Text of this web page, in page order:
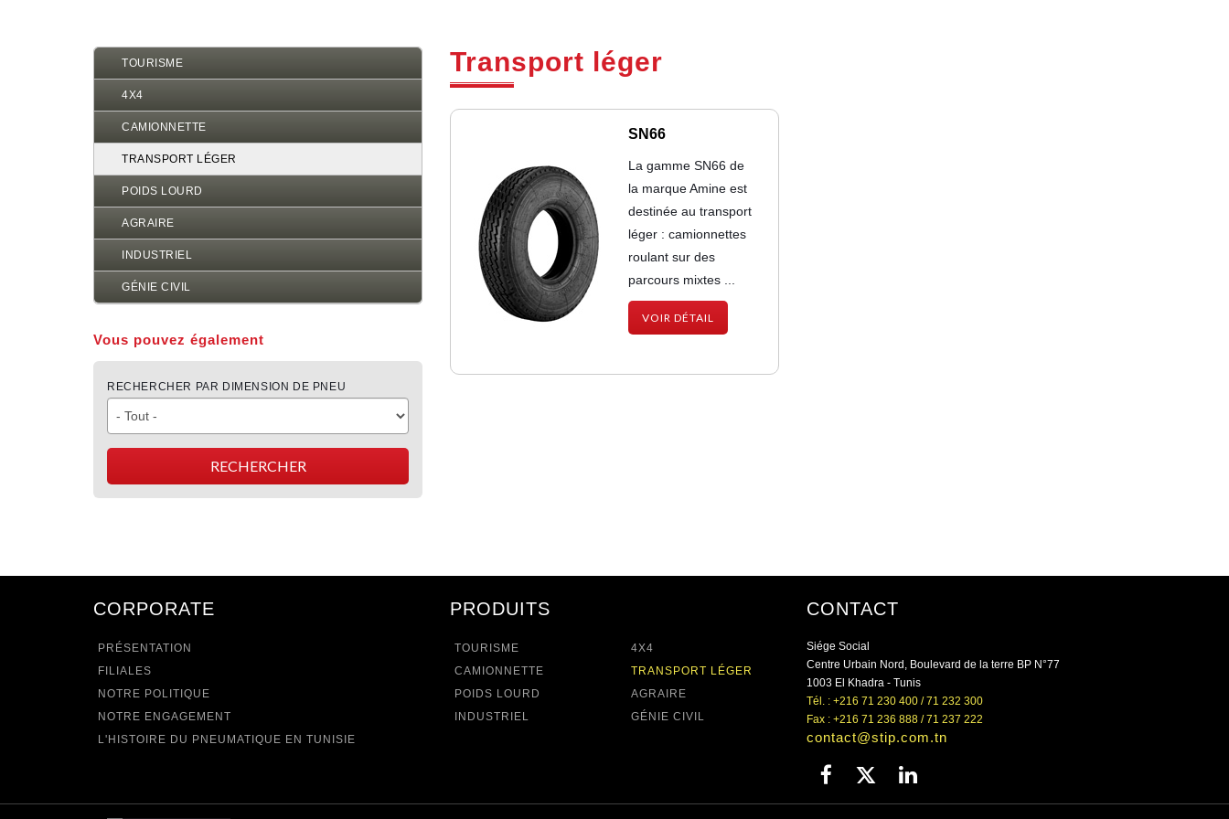
TOURISME
4X4
CAMIONNETTE
TRANSPORT LÉGER
POIDS LOURD
AGRAIRE
INDUSTRIEL
GÉNIE CIVIL
Vous pouvez également
RECHERCHER PAR DIMENSION DE PNEU
Transport léger
SN66
La gamme SN66 de
la marque Amine est
destinée au transport
léger : camionnettes
roulant sur des
parcours mixtes ...
VOIR DÉTAIL
CORPORATE
PRÉSENTATION
FILIALES
NOTRE POLITIQUE
NOTRE ENGAGEMENT
L'HISTOIRE DU PNEUMATIQUE EN TUNISIE
PRODUITS
TOURISME
4X4
CAMIONNETTE
TRANSPORT LÉGER
POIDS LOURD
AGRAIRE
INDUSTRIEL
GÉNIE CIVIL
CONTACT
Siége Social
Centre Urbain Nord, Boulevard de la terre BP N°77
1003 El Khadra - Tunis
Tél. : +216 71 230 400 / 71 232 300
Fax : +216 71 236 888 / 71 237 222
contact@stip.com.tn